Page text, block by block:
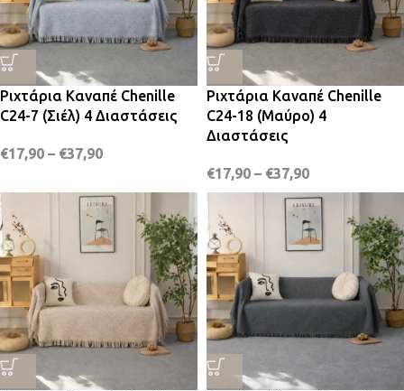
Ριχτάρια Καναπέ Chenille
C24-7 (Σιέλ) 4 Διαστάσεις
€17,90 – €37,90
Ριχτάρια Καναπέ Chenille
C24-18 (Μαύρο) 4
Διαστάσεις
€17,90 – €37,90